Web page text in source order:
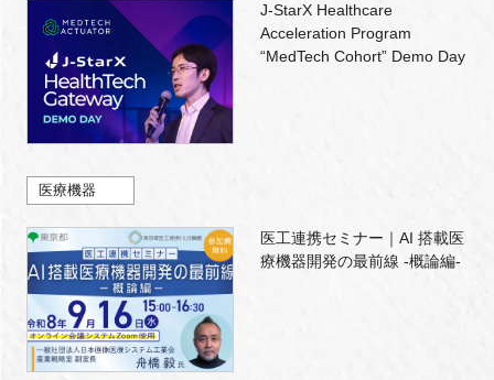
J-StarX Healthcare
Acceleration Program
“MedTech Cohort” Demo Day
医療機器
医工連携セミナー｜AI 搭載医
療機器開発の最前線 -概論編-